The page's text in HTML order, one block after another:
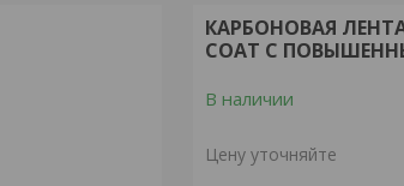
КАРБОНОВАЯ
COAT С
В наличии
Цену уточняйте